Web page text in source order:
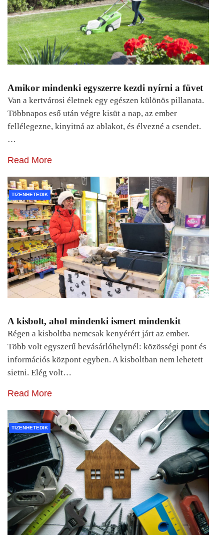
Amikor mindenki egyszerre kezdi nyírni a füvet
Van a kertvárosi életnek egy egészen különös pillanata.
Többnapos eső után végre kisüt a nap, az ember
fellélegezne, kinyitná az ablakot, és élvezné a csendet.
…
Read More
TIZENHETEDIK
A kisbolt, ahol mindenki ismert mindenkit
Régen a kisboltba nemcsak kenyérért járt az ember.
Több volt egyszerű bevásárlóhelynél: közösségi pont és
információs központ egyben. A kisboltban nem lehetett
sietni. Elég volt…
Read More
TIZENHETEDIK